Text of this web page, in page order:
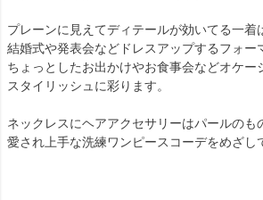
プレーンに見えてディテールが効いてる一着
結婚式や発表会などドレスアップするフォー
ちょっとしたお出かけやお食事会などオケー
スタイリッシュに彩ります。
ネックレスにヘアアクセサリーはパールのも
愛され上手な洗練ワンピースコーデをめざし